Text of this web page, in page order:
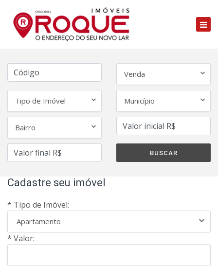
Venda
Tipo de Imóvel Município
Bairro
Cadastre seu imóvel
* Tipo de Imóvel:
Apartamento
* Valor: